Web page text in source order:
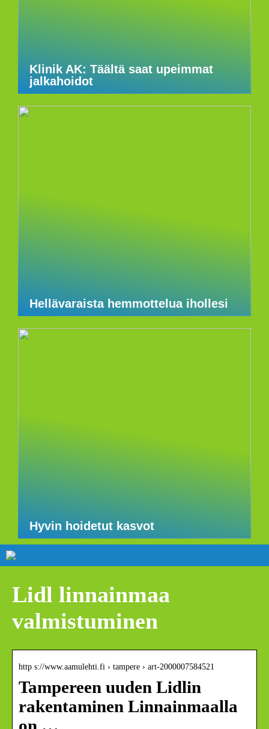
Klinik AK: Täältä saat upeimmat
jalkahoidot
Hellävaraista hemmottelua ihollesi
Hyvin hoidetut kasvot
Lidl linnainmaa
valmistuminen
http s://www.aamulehti.fi › tampere › art-2000007584521
Tampereen uuden Lidlin
rakentaminen Linnainmaalla